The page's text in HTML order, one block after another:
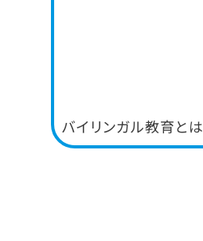
バイリンガル教育とは